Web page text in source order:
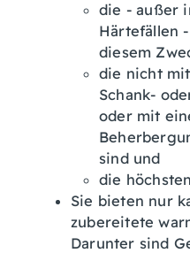
die - außer
Härtefällen
diesem
die nicht
Schank-
oder mit
sind und
die
Sie bieten nur
zubereitete
Darunter sind